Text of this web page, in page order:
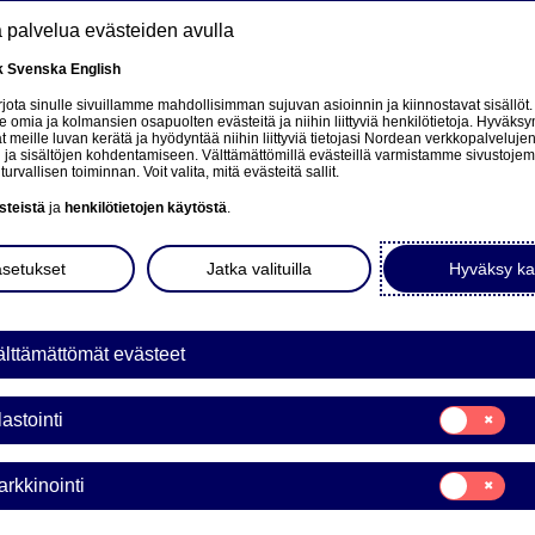
Tietoa meistä
Sijoittajat Uutiset & analyysit
tarkoittaa Nordeassa sitä, että edistämme
toimivien organisaatioiden,
avulla.
palvelua evästeiden avulla
Svenska English
sinulle sivuillamme mahdollisimman sujuvan asioinnin ja kiinnostavat sisällöt.
omia ja kolmansien osapuolten evästeitä ja niihin liittyviä henkilötietoja.
meille luvan kerätä ja hyödyntää niihin liittyviä tietojasi Nordean verkkopalvelujen
ja sisältöjen kohdentamiseen. Välttämättömillä evästeillä varmistamme
toiminnan. Voit valita, mitä evästeitä sallit.
ja henkilötietojen käytöstä.
Hyväksy
Jatka valituilla
evästeet
Tilastointi
Markkinointi